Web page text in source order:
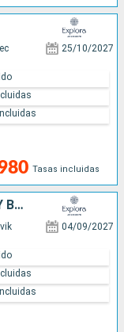
25/10/2027
Tasas incluidas
ISLANDIA, GROENLANDIA, ANTIGUA Y BARBUDA, CANADÁ, ESTADOS UNIDOS
04/09/2027